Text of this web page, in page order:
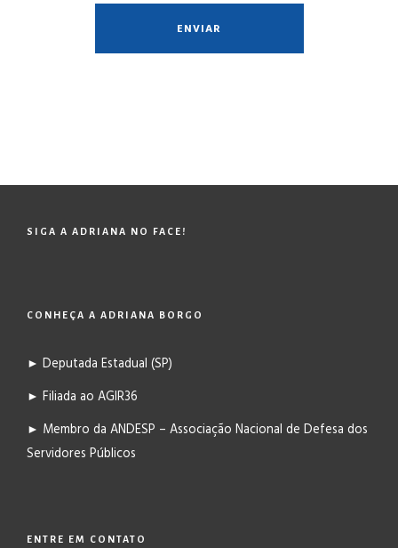
SIGA A ADRIANA NO FACE!
CONHEÇA A ADRIANA BORGO
► Deputada Estadual (SP)
► Filiada ao AGIR36
► Membro da ANDESP – Associação Nacional de Defesa dos
Servidores Públicos
ENTRE EM CONTATO